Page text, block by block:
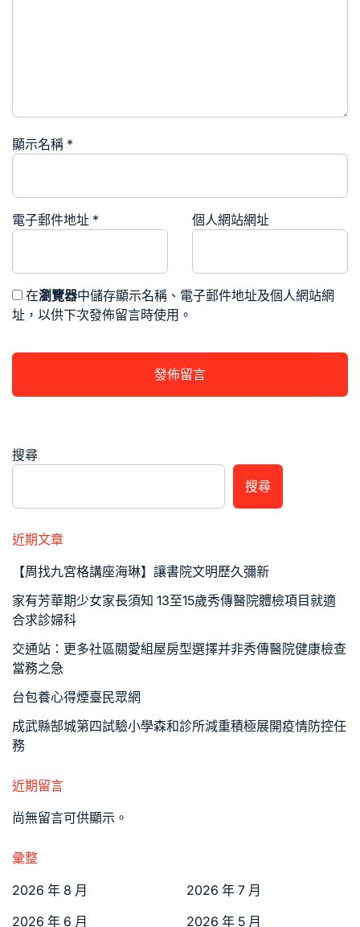
顯示名稱 *
電子郵件地址 * 個人網站網址
在瀏覽器中儲存顯示名稱、電子郵件地址及個人網站網
址，以供下次發佈留言時使用。
搜尋
搜尋
近期文章
【周找九宮格講座海琳】讓書院文明歷久彌新
家有芳華期少女家長須知 13至15歲秀傳醫院體檢項目就適
合求診婦科
交通站：更多社區關愛組屋房型選擇并非秀傳醫院健康檢查
當務之急
台包養心得煙臺民眾網
成武縣郜城第四試驗小學森和診所減重積極展開疫情防控任
務
近期留言
尚無留言可供顯示。
彙整
2026 年 8 月
2026 年 7 月
2026 年 6 月
2026 年 5 月